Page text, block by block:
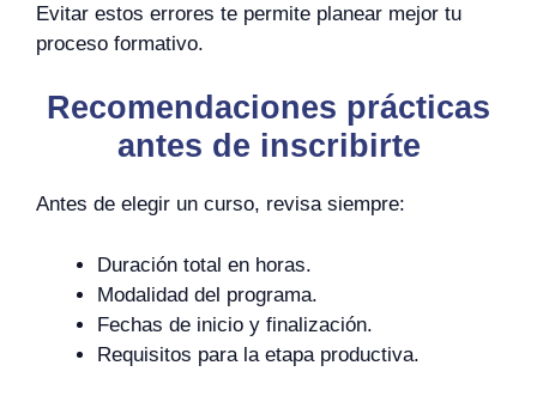
Evitar estos errores te permite planear mejor tu
proceso formativo.
Recomendaciones prácticas
antes de inscribirte
Antes de elegir un curso, revisa siempre:
Duración total en horas.
Modalidad del programa.
Fechas de inicio y finalización.
Requisitos para la etapa productiva.